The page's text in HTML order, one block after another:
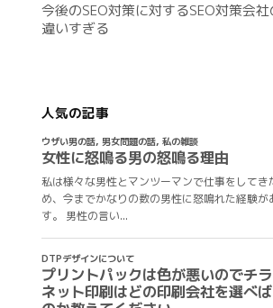
今後のSEO対策に対するSEO対策会
違いすぎる
人気の記事